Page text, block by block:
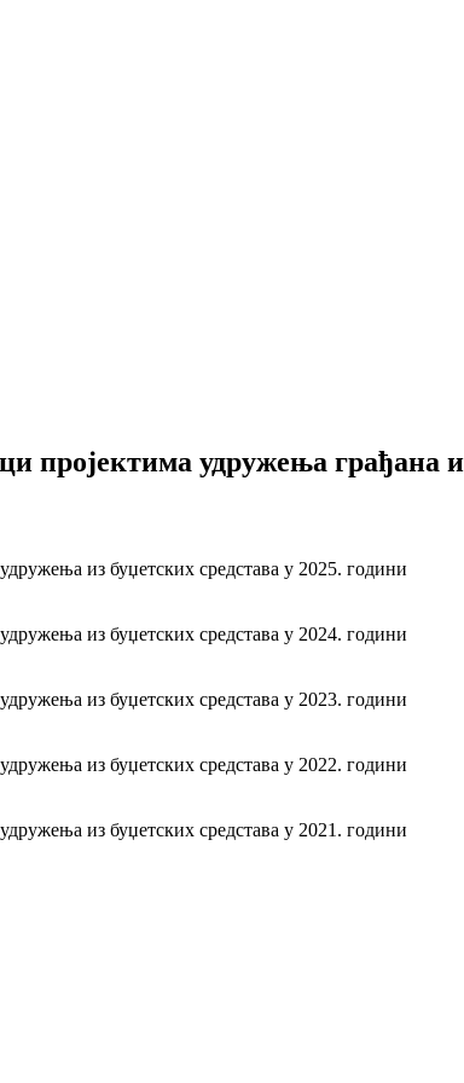
пројектима удружења грађана
из буџетских средстава у 2025. години
из буџетских средстава у 2024. години
из буџетских средстава у 2023. години
из буџетских средстава у 2022. години
из буџетских средстава у 2021. години